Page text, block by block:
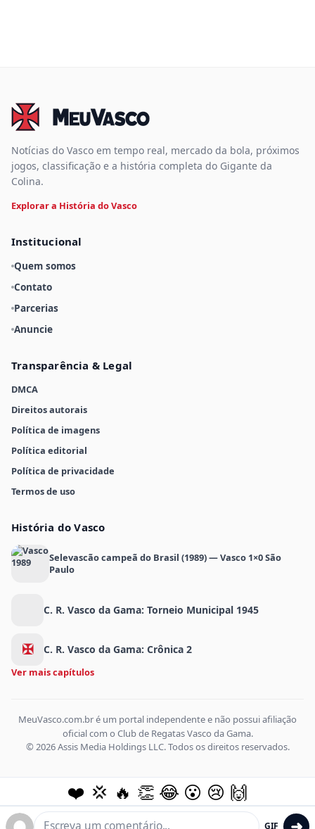
Notícias do Vasco em tempo real, mercado da bola, próximos
jogos, classificação e a história completa do Gigante da
Colina.
Explorar a História do Vasco
Institucional
Quem somos
Contato
Parcerias
Anuncie
Transparência & Legal
DMCA
Direitos autorais
Política de imagens
Política editorial
Política de privacidade
Termos de uso
História do Vasco
Selevascão campeã do Brasil (1989) — Vasco 1×0 São
Paulo
C. R. Vasco da Gama: Torneio Municipal 1945
✠ C. R. Vasco da Gama: Crônica 2
Ver mais capítulos
MeuVasco.com.br é um portal independente e não possui afiliação
oficial com o Club de Regatas Vasco da Gama.
© 2026 Assis Media Holdings LLC. Todos os direitos reservados.
GIF
❤️ 💢 🔥 👏 😂 😮 😢 🙌